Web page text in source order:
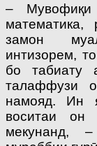
– Мувофиқи
замон
интизорем,
бо табиату
талаффузи
намояд. Ин
воситаи он
мекунанд,